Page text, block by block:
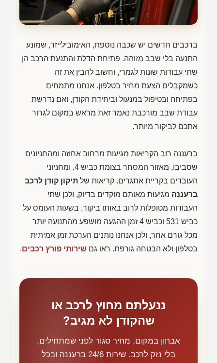
ברכבים חדשים יש שכבה נוספת, האימובילייזר, שמונע
התנעה בלי שבב מזוהה. פתיחת הדלת והתנעת הרכב הן
שתי עבודות שונות לגמרי, וחשוב להבין את זה
כשמקבלים הצעת מחיר בטלפון. אנחנו מתמחים
בפתיחה ובטיפול במנעול וביחידת הקודן, ואם נדרשת
עבודת שבב מורכבת נאמר זאת מראש במקום לגרור
אתכם לביקור מיותר.
ברעננה רוב הקריאות מגיעות מרחוב אחוזה ומהחניונים
שסביבו, מאזור המסחר בצומת כביש 4, ומחניוני
העובדים בקריית אתגרים. קריאות של תיקון קודן לרכב
ברעננה מגיעות מאותם מוקדים בדיוק, ולכן שתי
העבודות מטופלות לרוב באותו ביקור. בשעות העומס על
כביש 531 וכביש 4 זמן ההגעה מושפע מהתנועה יותר
מכל גורם אחר, ולכן אנחנו נותנים הערכת זמן אמיתית
בטלפון ולא הבטחה גורפת. ראו גם שירותי פורץ רכבים.
ננעלתם מחוץ לרכב או
שהקודן לא מגיב?
אבחון במקום, מחיר סגור לפני שמתחילים,
בלי נזק לרכב. שירות 24/6 ברעננה ובכל